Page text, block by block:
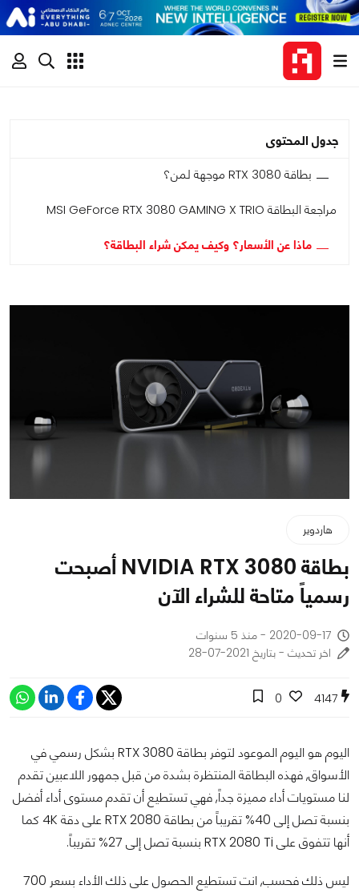
جدول المحتوى
بطاقة RTX 3080 موجهة لمن؟
مراجعة البطاقة MSI GeForce RTX 3080 GAMING X TRIO
ماذا عن الأسعار؟ وكيف يمكن شراء البطاقة؟
هاردوير
بطاقة NVIDIA RTX 3080 أصبحت
رسمياً متاحة للشراء الآن
2020-09-17 - منذ 5 سنوات
اخر تحديث - بتاريخ 2021-07-28
4147
0
اليوم هو اليوم الموعود لتوفر بطاقة RTX 3080 بشكل رسمي في
الأسواق, فهذه البطاقة المنتظرة بشدة من قبل جمهور اللاعبين تقدم
لنا مستويات أداء مميزة جداً, فهي تستطيع أن تقدم مستوى أداء أفضل
بنسبة تصل إلى 40% تقريباً من بطاقة RTX 2080 على دقة 4K كما
أنها تتفوق على RTX 2080 Ti بنسبة تصل إلى 27% تقريباً.
ليس ذلك فحسب, انت تستطيع الحصول على ذلك الأداء بسعر 700